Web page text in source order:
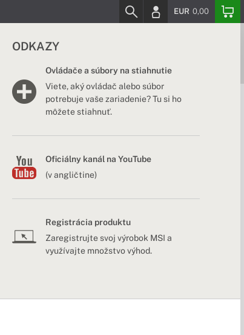
EUR 0,00
ODKAZY
Ovládače a súbory na stiahnutie
Viete, aký ovládač alebo súbor
potrebuje vaše zariadenie? Tu si ho
môžete stiahnuť.
Oficiálny kanál na YouTube
(v angličtine)
Registrácia produktu
Zaregistrujte svoj výrobok MSI a
využívajte množstvo výhod.